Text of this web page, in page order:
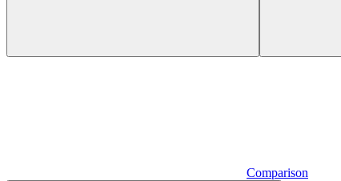
Comparison